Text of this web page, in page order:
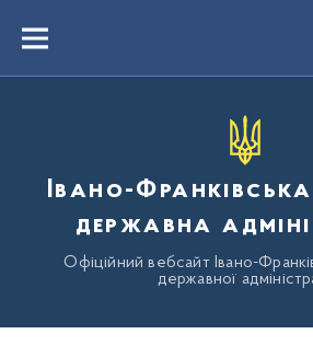
вмістуMenu
Івано-
державна
Офіційний вебсайт Івано-
державної